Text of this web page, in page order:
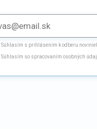
Súhlasím s prihlásením k odberu
Súhlasím so spracovaním osobných